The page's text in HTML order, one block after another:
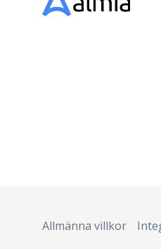
Allmänna villkor